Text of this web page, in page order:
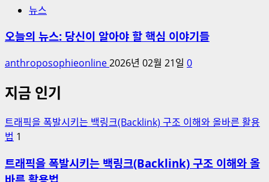
뉴스
오늘의 뉴스: 당신이 알아야 할 핵심 이야기들
anthroposophieonline2026년 02월 21일 0
지금 인기
트래픽을 폭발시키는 백링크(Backlink) 구조 이해와 올바른 활용
법 1
트래픽을 폭발시키는 백링크(Backlink) 구조 이해와 올